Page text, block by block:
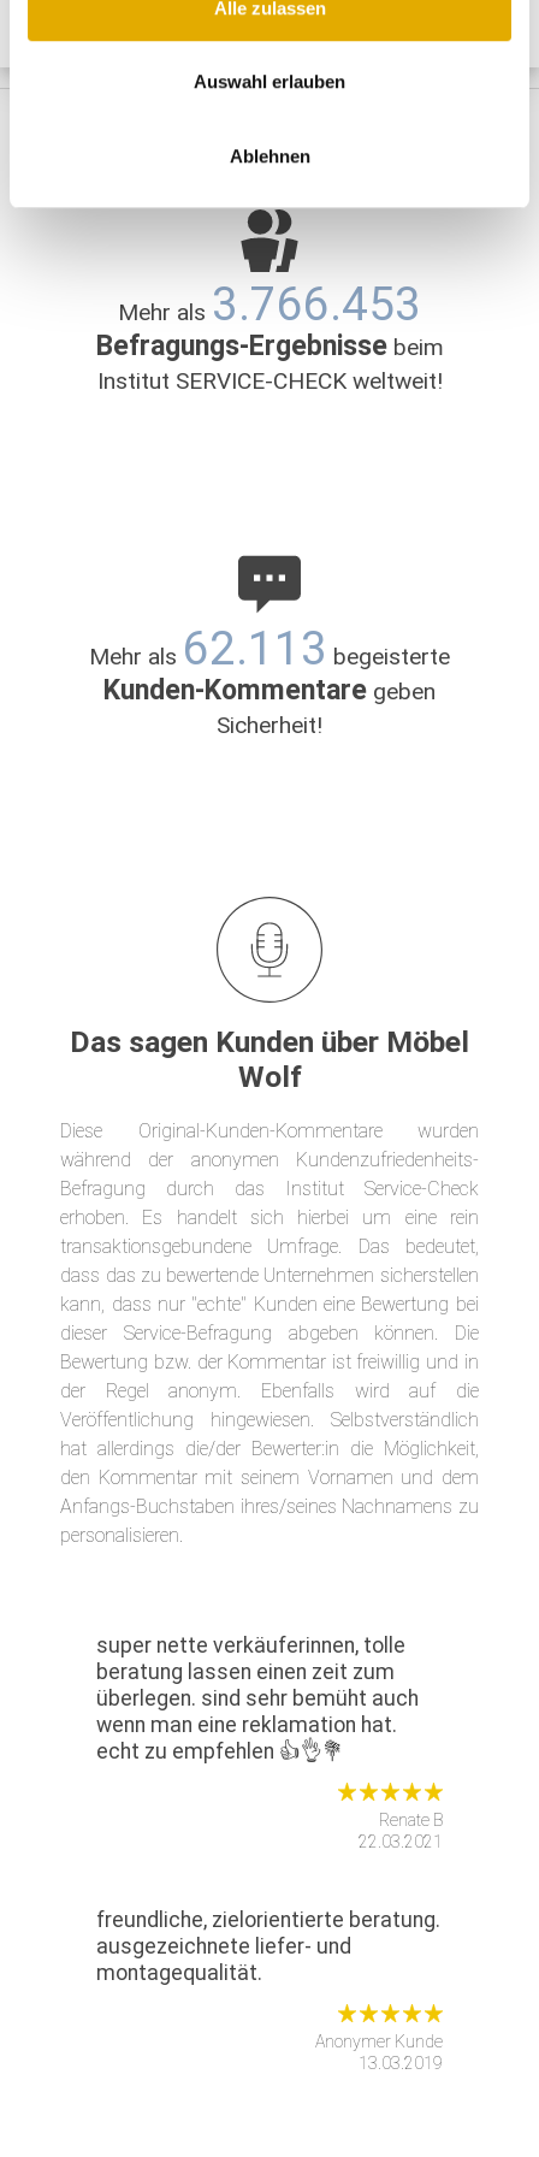
Alle zulassen
Auswahl erlauben
Ablehnen
Mehr als 3.766.453
Befragungs-Ergebnissebeim
Institut SERVICE-CHECK weltweit!
Mehr als 62.113 begeisterte
Kunden-Kommentare geben
Sicherheit!
Das sagen Kunden über Möbel
Wolf
Diese Original-Kunden-Kommentare wurden
während der anonymen Kundenzufriedenheits-
Befragung durch das Institut Service-Check
erhoben. Es handelt sich hierbei um eine rein
transaktionsgebundene Umfrage. Das bedeutet,
dass das zu bewertende Unternehmen sicherstellen
kann, dass nur "echte" Kunden eine Bewertung bei
dieser Service-Befragung abgeben können. Die
Bewertung bzw. der Kommentar ist freiwillig und in
der Regel anonym. Ebenfalls wird auf die
Veröffentlichung hingewiesen. Selbstverständlich
hat allerdings die/der Bewerter:in die Möglichkeit,
den Kommentar mit seinem Vornamen und dem
Anfangs-Buchstaben ihres/seines Nachnamens zu
personalisieren.
super nette verkäuferinnen, tolle
beratung lassen einen zeit zum
überlegen. sind sehr bemüht auch
wenn man eine reklamation hat.
echt zu empfehlen 👍👌💐
Renate B
22.03.2021
freundliche, zielorientierte beratung.
ausgezeichnete liefer- und
montagequalität.
Anonymer Kunde
13.03.2019